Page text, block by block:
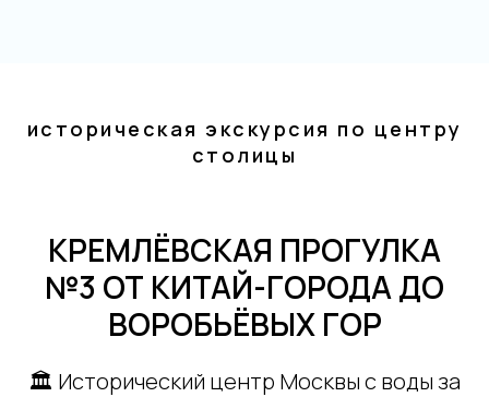
историческая экскурсия по центру
столицы
КРЕМЛЁВСКАЯ ПРОГУЛКА
№3 ОТ КИТАЙ-ГОРОДА ДО
ВОРОБЬЁВЫХ ГОР
🏛 Исторический центр Москвы с воды за